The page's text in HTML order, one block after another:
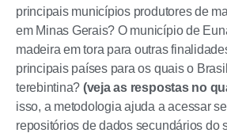
principais municípios produtores de
em Minas Gerais? O município de
madeira em tora para outras
principais países para os quais o
terebintina? (veja as respostas no
isso, a metodologia ajuda a acessar
repositórios de dados secundários do